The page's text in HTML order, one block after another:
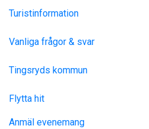
Turistinformation
Vanliga frågor & svar
Tingsryds kommun
Flytta hit
Anmäl evenemang